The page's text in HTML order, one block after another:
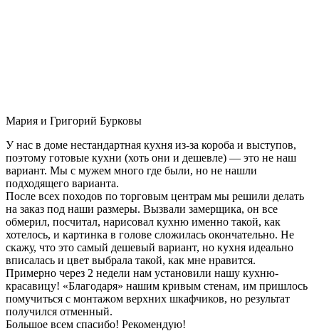
Мария и Григорий Бурковы
У нас в доме нестандартная кухня из-за короба и выступов,
поэтому готовые кухни (хоть они и дешевле) — это не наш
вариант. Мы с мужем много где были, но не нашли
подходящего варианта.
После всех походов по торговым центрам мы решили делать
на заказ под наши размеры. Вызвали замерщика, он все
обмерил, посчитал, нарисовал кухню именно такой, как
хотелось, и картинка в голове сложилась окончательно. Не
скажу, что это самый дешевый вариант, но кухня идеально
вписалась и цвет выбрала такой, как мне нравится.
Примерно через 2 недели нам установили нашу кухню-
красавицу! «Благодаря» нашим кривым стенам, им пришлось
помучиться с монтажом верхних шкафчиков, но результат
получился отменный.
Большое всем спасибо! Рекомендую!